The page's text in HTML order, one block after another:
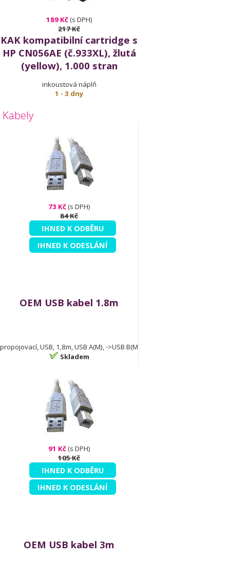
189 Kč(s DPH)
217 Kč
KAK kompatibilní cartridge s
HP CN056AE (č.933XL), žlutá
(yellow), 1.000 stran
inkoustová náplň
1 - 3 dny
Kabely
73 Kč(s DPH)
84 Kč
IHNED K ODBĚRU
IHNED K ODESLÁNÍ
OEM USB kabel 1.8m
propojovací, USB, 1,8m, USB A(M), ->USB B(M
Skladem
91 Kč(s DPH)
105 Kč
IHNED K ODBĚRU
IHNED K ODESLÁNÍ
OEM USB kabel 3m